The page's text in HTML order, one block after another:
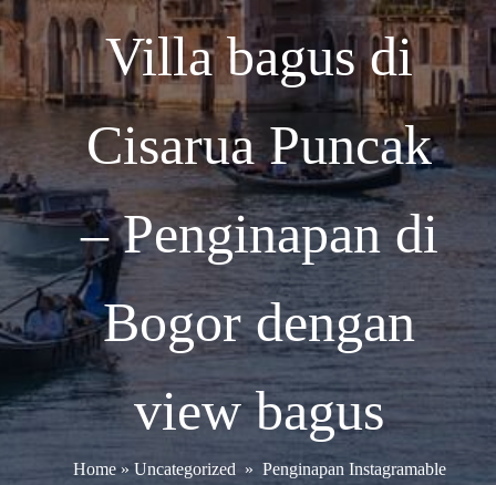
Villa bagus di
Cisarua Puncak
– Penginapan di
Bogor dengan
view bagus
Home» Uncategorized » Penginapan Instagramable